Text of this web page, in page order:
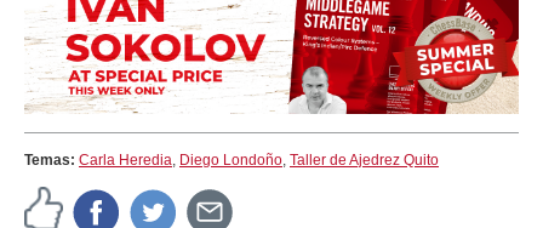
Temas: Carla Heredia, Diego Londoño, Taller de Ajedrez Quito